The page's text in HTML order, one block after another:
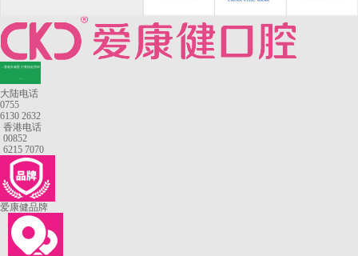
—香港长者医疗券指定牙科
大陆电话
0755
6130 2632
香港电话
00852
6215 7070
爱康健品牌